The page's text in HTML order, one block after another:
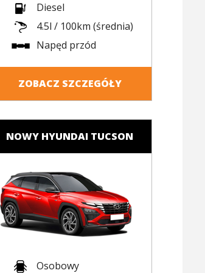
Diesel
4.5l / 100km (średnia)
Napęd przód
ZOBACZ SZCZEGÓŁY
NOWY HYUNDAI TUCSON
Osobowy